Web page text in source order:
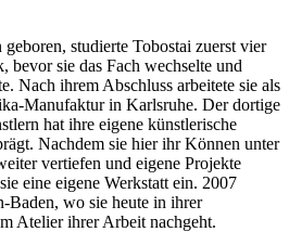
studierte Tobostai zuerst vier
bevor sie das Fach wechselte und
Nach ihrem Abschluss arbeitete sie als
Manufaktur in Karlsruhe. Der dortige
hat ihre eigene künstlerische
Nachdem sie hier ihr Können unter
vertiefen und eigene Projekte
eine eigene Werkstatt ein. 2007
Baden, wo sie heute in ihrer
Atelier ihrer Arbeit nachgeht.